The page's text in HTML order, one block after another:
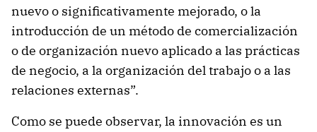
nuevo o significativamente mejorado, o la
introducción de un método de comercialización
o de organización nuevo aplicado a las prácticas
de negocio, a la organización del trabajo o a las
relaciones externas”.
Como se puede observar, la innovación es un